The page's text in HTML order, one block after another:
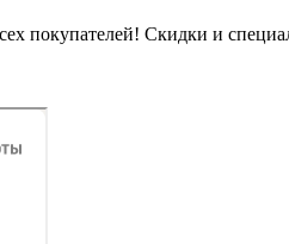
покупателей! Скидки и